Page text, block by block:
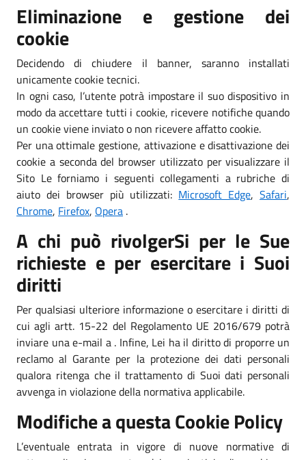
Eliminazione e gestione dei
cookie
Decidendo di chiudere il banner, saranno installati
unicamente cookie tecnici.
In ogni caso, l’utente potrà impostare il suo dispositivo in
modo da accettare tutti i cookie, ricevere notifiche quando
un cookie viene inviato o non ricevere affatto cookie.
Per una ottimale gestione, attivazione e disattivazione dei
cookie a seconda del browser utilizzato per visualizzare il
Sito Le forniamo i seguenti collegamenti a rubriche di
aiuto dei browser più utilizzati: Microsoft Edge,Safari,
Chrome, Firefox, Opera .
A chi può rivolgerSi per le Sue
richieste e per esercitare i Suoi
diritti
Per qualsiasi ulteriore informazione o esercitare i diritti di
cui agli artt. 15-22 del Regolamento UE 2016/679 potrà
inviare una e-mail a . Infine, Lei ha il diritto di proporre un
reclamo al Garante per la protezione dei dati personali
qualora ritenga che il trattamento di Suoi dati personali
avvenga in violazione della normativa applicabile.
Modifiche a questa Cookie Policy
L’eventuale entrata in vigore di nuove normative di